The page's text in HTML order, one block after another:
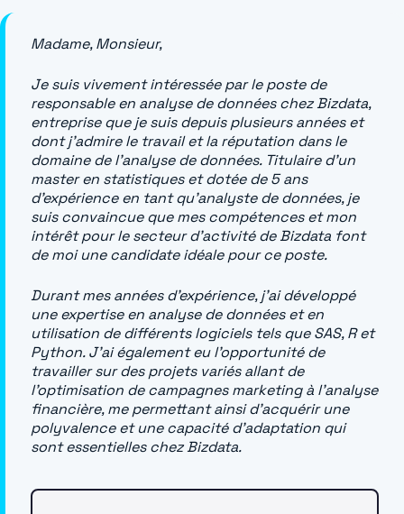
Madame, Monsieur,
Je suis vivement intéressée par le poste de
responsable en analyse de données chez Bizdata,
entreprise que je suis depuis plusieurs années et
dont j’admire le travail et la réputation dans le
domaine de l’analyse de données. Titulaire d’un
master en statistiques et dotée de 5 ans
d’expérience en tant qu’analyste de données, je
suis convaincue que mes compétences et mon
intérêt pour le secteur d’activité de Bizdata font
de moi une candidate idéale pour ce poste.
Durant mes années d’expérience, j’ai développé
une expertise en analyse de données et en
utilisation de différents logiciels tels que SAS, R et
Python. J’ai également eu l’opportunité de
travailler sur des projets variés allant de
l’optimisation de campagnes marketing à l’analyse
financière, me permettant ainsi d’acquérir une
polyvalence et une capacité d’adaptation qui
sont essentielles chez Bizdata.